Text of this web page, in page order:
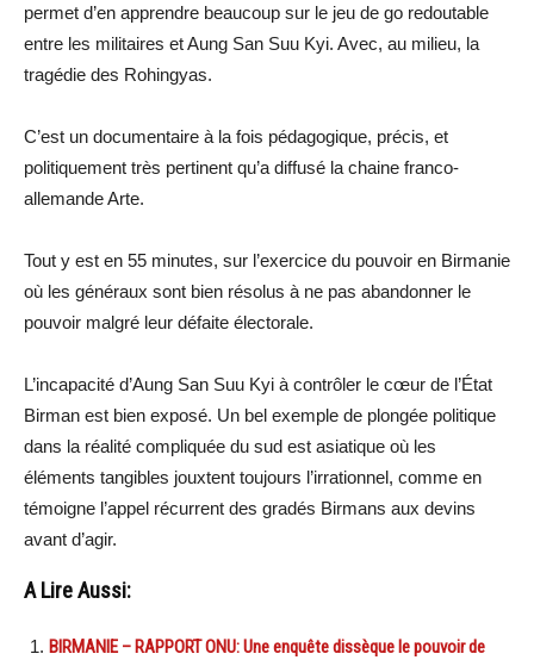
permet d’en apprendre beaucoup sur le jeu de go redoutable
entre les militaires et Aung San Suu Kyi. Avec, au milieu, la
tragédie des Rohingyas.
C’est un documentaire à la fois pédagogique, précis, et
politiquement très pertinent qu’a diffusé la chaine franco-
allemande Arte.
Tout y est en 55 minutes, sur l’exercice du pouvoir en Birmanie
où les généraux sont bien résolus à ne pas abandonner le
pouvoir malgré leur défaite électorale.
L’incapacité d’Aung San Suu Kyi à contrôler le cœur de l’État
Birman est bien exposé. Un bel exemple de plongée politique
dans la réalité compliquée du sud est asiatique où les
éléments tangibles jouxtent toujours l’irrationnel, comme en
témoigne l’appel récurrent des gradés Birmans aux devins
avant d’agir.
A Lire Aussi:
BIRMANIE – RAPPORT ONU: Une enquête dissèque le pouvoir de